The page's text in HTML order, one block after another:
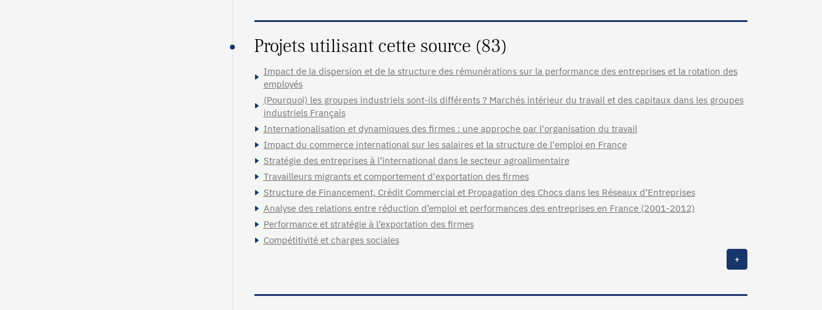
Projets utilisant cette source (83)
Impact de la dispersion et de la structure des rémunérations sur la performance des entreprises et la rotation des
employés
(Pourquoi) les groupes industriels sont-ils différents ? Marchés intérieur du travail et des capitaux dans les groupes
industriels Français
Internationalisation et dynamiques des firmes : une approche par l'organisation du travail
Impact du commerce international sur les salaires et la structure de l'emploi en France
Stratégie des entreprises à l’international dans le secteur agroalimentaire
Travailleurs migrants et comportement d'exportation des firmes
Structure de Financement, Crédit Commercial et Propagation des Chocs dans les Réseaux d’Entreprises
Analyse des relations entre réduction d’emploi et performances des entreprises en France (2001-2012)
Performance et stratégie à l’exportation des firmes
Compétitivité et charges sociales
+